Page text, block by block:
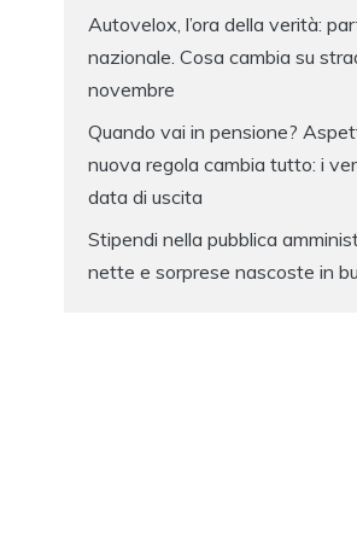
Autovelox, l’ora della verità:
nazionale. Cosa cambia su
novembre
Quando vai in pensione?
nuova regola cambia tutto: i
data di uscita
Stipendi nella pubblica
nette e sorprese nascoste in